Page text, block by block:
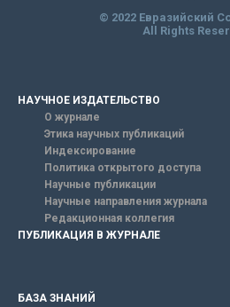
© 2022 Евразийский
All Rights
НАУЧНОЕ ИЗДАТЕЛЬСТВО
О журнале
Этика научных публикаций
Индексирование
Политика открытого доступа
Научные публикации
Научные направления журнала
Редакционная коллегия
ПУБЛИКАЦИЯ В ЖУРНАЛЕ
БАЗА ЗНАНИЙ